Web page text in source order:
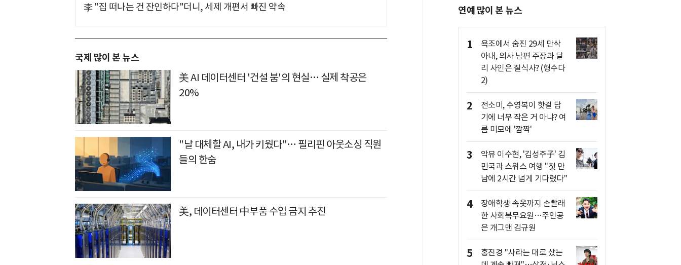
李 "집 떠나는 건 잔인하다"더니, 세제 개편서 빠진 약속
국제 많이 본 뉴스
美 AI 데이터센터 '건설 붐'의 현실… 실제 착공은
20%
"날 대체할 AI, 내가 키웠다"… 필리핀 아웃소싱 직원
들의 한숨
美, 데이터센터 中부품 수입 금지 추진
연예 많이 본 뉴스
1
욕조에서 숨진 29세 만삭
아내, 의사 남편 주장과 달
리 사인은 질식사? (형수다
2)
2
전소미, 수영복이 핫걸 담
기에 너무 작은 거 아냐? 여
름 미모에 '깜짝'
3
악뮤 이수현, '김성주子' 김
민국과 스위스 여행 "첫 만
남에 2시간 넘게 기다렸다"
4
장애학생 속옷까지 손빨래
한 사회복무요원…주인공
은 개그맨 김규원
5
홍진경 "사라는 대로 샀는